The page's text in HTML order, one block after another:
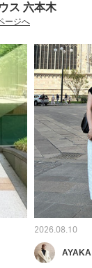
ス 六本木
ージへ
2026.08.10
AYAKA